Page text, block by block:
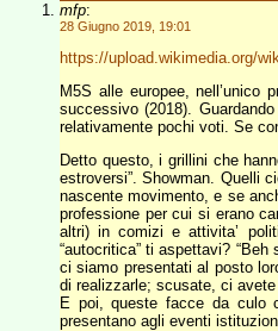
mfp:
28 Giugno 2019, 19:01
https://upload.wikimedia.org/
M5S alle europee, nell’unico
successivo (2018).
relativamente pochi voti. Se
Detto questo, i grillini che
estroversi”. Showman. Quelli
nascente movimento, e se
professione per cui si erano
altri) in comizi e attivita’
“autocritica” ti aspettavi?
ci siamo presentati al posto
di realizzarle; scusate, ci avete
E poi, queste facce da culo
presentano agli eventi